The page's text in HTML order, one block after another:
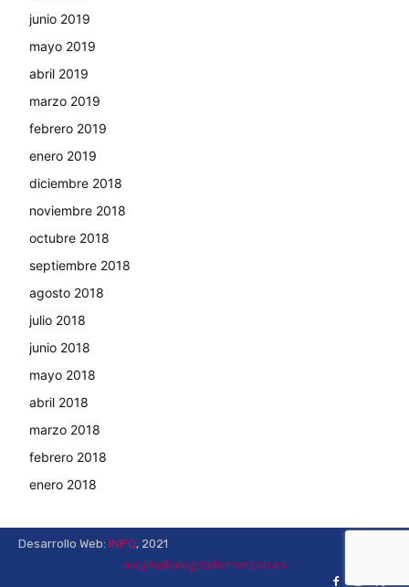
junio 2019
mayo 2019
abril 2019
marzo 2019
febrero 2019
enero 2019
diciembre 2018
noviembre 2018
octubre 2018
septiembre 2018
agosto 2018
julio 2018
junio 2018
mayo 2018
abril 2018
marzo 2018
febrero 2018
enero 2018
Desarrollo Web: INPQ, 2021
alegria@alegriademonzon.es